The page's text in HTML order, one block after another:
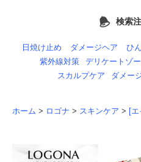
検索
日焼け止め ダメージヘア ひ
紫外線対策
デリケートゾ
スカルプケア
ダメー
ホーム > ロゴナ > スキンケア > [